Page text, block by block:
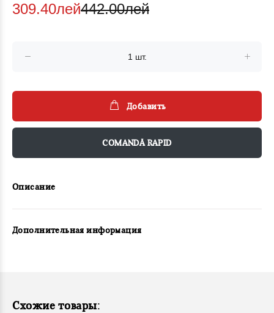
309.40лей442.00лей
Добавить
COMANDĂ RAPID
Описание
Дополнительная информация
Схожие товары: